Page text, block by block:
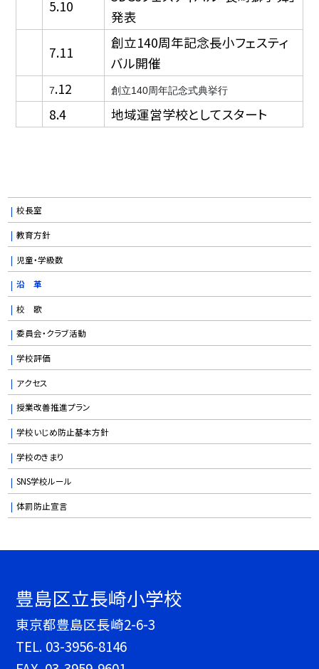
5.10
発表
7.11
創立140周年記念長小フェスティ
バル開催
7.12 創立140周年記念式典挙行
8.4 地域運営学校としてスタート
校長室
教育方針
児童・学級数
沿 革
校 歌
委員会・クラブ活動
学校評価
アクセス
授業改善推進プラン
学校いじめ防止基本方針
学校のきまり
SNS学校ルール
体罰防止宣言
豊島区立長崎小学校
東京都豊島区長崎2-6-3
TEL. 03-3956-8146